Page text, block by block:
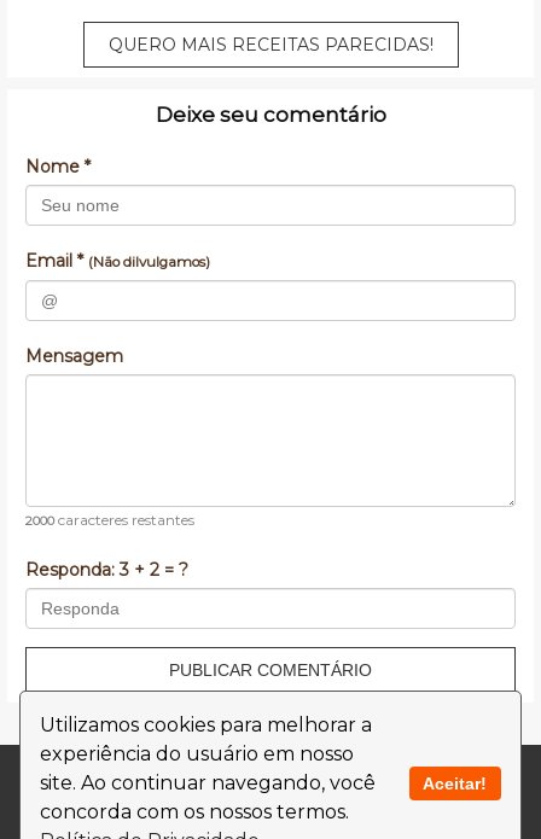
Utilizamos cookies para melhorar a
experiência do usuário em nosso
site. Ao continuar navegando, você
concorda com os nossos termos.
Aceitar!
QUERO MAIS RECEITAS PARECIDAS!
Deixe seu comentário
Nome *
Email * (Não dilvulgamos)
Mensagem
2000caracteres restantes
Responda:3 + 2 = ?
PUBLICAR COMENTÁRIO
Contato
Termos de Uso
Política de Privacidade